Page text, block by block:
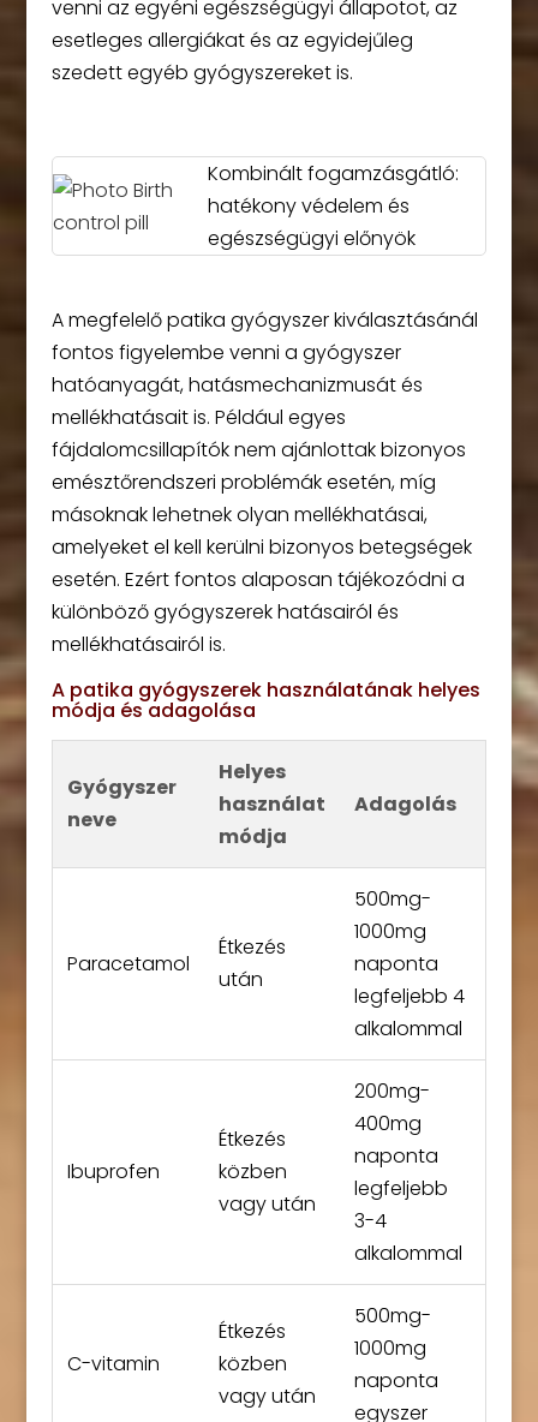
venni az egyéni egészségügyi állapotot, az
esetleges allergiákat és az egyidejűleg
szedett egyéb gyógyszereket is.
Kombinált fogamzásgátló:
hatékony védelem és
egészségügyi előnyök
A megfelelő patika gyógyszer kiválasztásánál
fontos figyelembe venni a gyógyszer
hatóanyagát, hatásmechanizmusát és
mellékhatásait is. Például egyes
fájdalomcsillapítók nem ajánlottak bizonyos
emésztőrendszeri problémák esetén, míg
másoknak lehetnek olyan mellékhatásai,
amelyeket el kell kerülni bizonyos betegségek
esetén. Ezért fontos alaposan tájékozódni a
különböző gyógyszerek hatásairól és
mellékhatásairól is.
A patika gyógyszerek használatának helyes
módja és adagolása
Gyógyszer
neve
Helyes
használat
módja
Adagolás
Paracetamol
Étkezés
után
500mg-
1000mg
naponta
legfeljebb 4
alkalommal
Ibuprofen
Étkezés
közben
vagy után
200mg-
400mg
naponta
legfeljebb
3-4
alkalommal
C-vitamin
Étkezés
közben
vagy után
500mg-
1000mg
naponta
egyszer